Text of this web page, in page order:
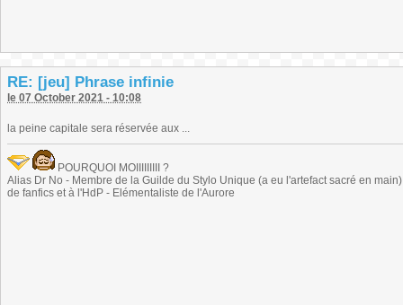
RE: [jeu] Phrase infinie
le 07 October 2021 - 10:08
la peine capitale sera réservée aux ...
POURQUOI MOIIIIIIIII ?
Alias Dr No - Membre de la Guilde du Stylo Unique (a eu l'artefact sacré en
de fanfics et à l'HdP - Elémentaliste de l'Aurore